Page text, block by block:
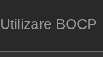
BOCP